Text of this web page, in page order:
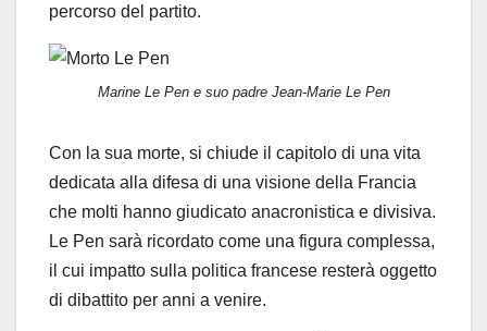
percorso del partito.
Marine Le Pen e suo padre Jean-Marie Le Pen
Con la sua morte, si chiude il capitolo di una vita
dedicata alla difesa di una visione della Francia
che molti hanno giudicato anacronistica e divisiva.
Le Pen sarà ricordato come una figura complessa,
il cui impatto sulla politica francese resterà oggetto
di dibattito per anni a venire.